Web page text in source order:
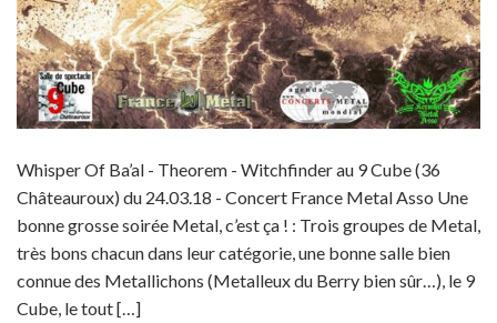
Whisper Of Ba’al - Theorem - Witchfinder au 9 Cube (36
Châteauroux) du 24.03.18 - Concert France Metal Asso Une
bonne grosse soirée Metal, c’est ça ! : Trois groupes de Metal,
très bons chacun dans leur catégorie, une bonne salle bien
connue des Metallichons (Metalleux du Berry bien sûr…), le 9
Cube, le tout […]